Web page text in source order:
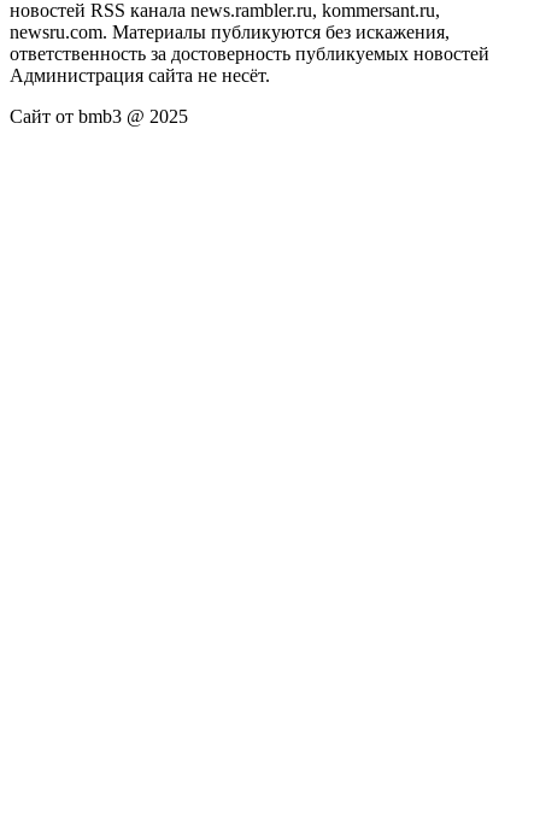
новостей RSS канала news.rambler.ru, kommersant.ru,
newsru.com. Материалы публикуются без искажения,
ответственность за достоверность публикуемых новостей
Администрация сайта не несёт.
Сайт от bmb3 @ 2025